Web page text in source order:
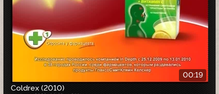
00:19
Coldrex (2010)